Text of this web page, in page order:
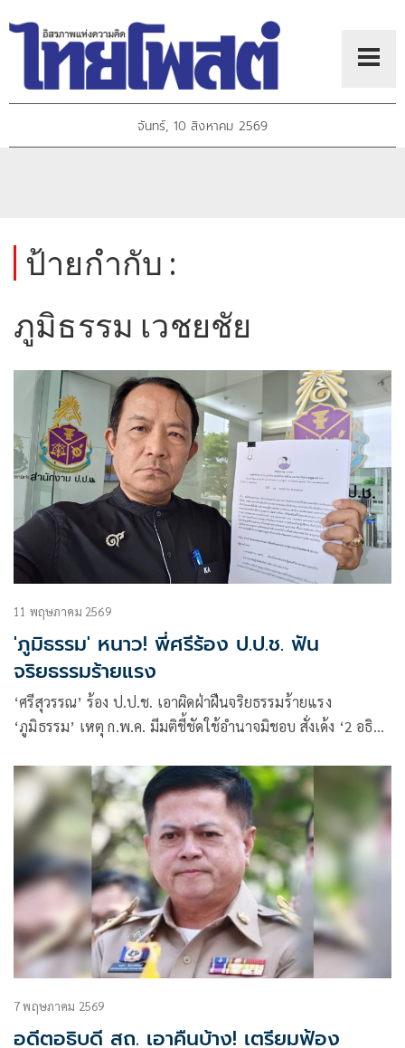
จันทร์, 10 สิงหาคม 2569
ป้ายกำกับ :
ภูมิธรรม เวชยชัย
11 พฤษภาคม 2569
'ภูมิธรรม' หนาว! พี่ศรีร้อง ป.ป.ช. ฟัน
จริยธรรมร้ายแรง
‘ศรีสุวรรณ’ ร้อง ป.ป.ช. เอาผิดฝ่าฝืนจริยธรรมร้ายแรง
‘ภูมิธรรม’ เหตุ ก.พ.ค. มีมติชี้ชัดใช้อำนาจมิชอบ สั่งเด้ง ‘2 อธิบดี
7 พฤษภาคม 2569
อดีตอธิบดี สถ. เอาคืนบ้าง! เตรียมฟ้อง